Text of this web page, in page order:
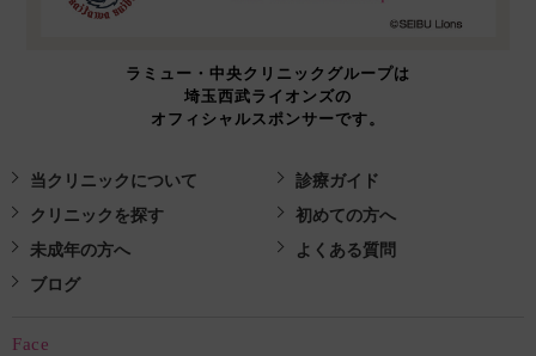
ラミュー・中央クリニックグループは
埼玉西武ライオンズの
オフィシャルスポンサーです。
当クリニックについて
診療ガイド
クリニックを探す
初めての方へ
未成年の方へ
よくある質問
ブログ
Face